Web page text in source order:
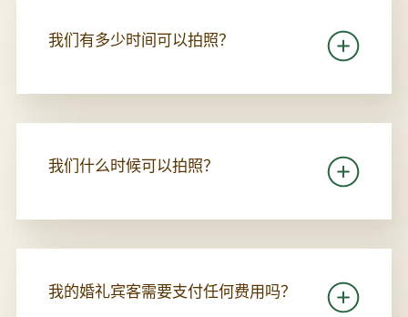
我们有多少时间可以拍照？
我们什么时候可以拍照？
我的婚礼宾客需要支付任何费用吗？